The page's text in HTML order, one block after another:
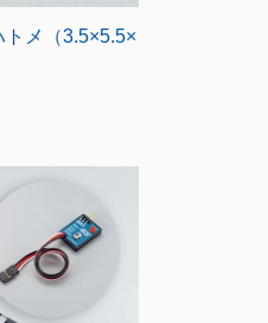
メ（3.5×5.5×